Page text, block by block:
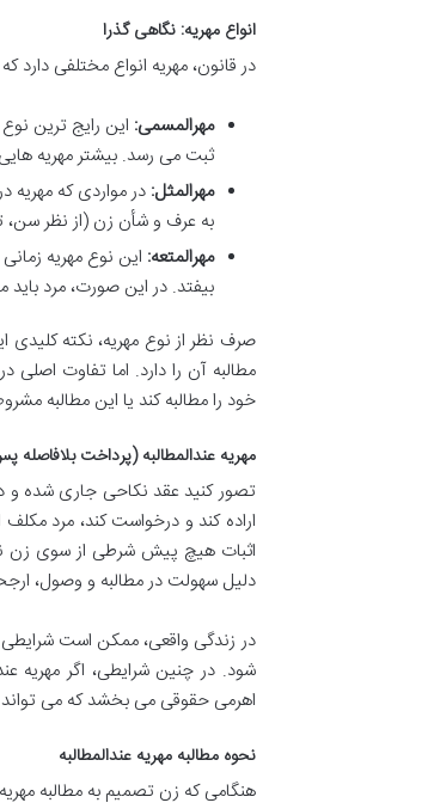
انواع مهریه: نگاهی گذرا
در قانون، مهریه انواع مختلفی دارد
مهرالمسمی: این رایج ترین
ثبت می رسد. بیشتر مهریه
مهرالمثل: در مواردی که مهریه
به عرف و شأن زن (از نظر سن،
مهرالمتعه: این نوع مهریه
بیفتد. در این صورت، مرد باید
صرف نظر از نوع مهریه، نکته
مطالبه آن را دارد. اما تفاوت
خود را مطالبه کند یا این مطالبه
مهریه عندالمطالبه (پرداخت بلافاصله
تصور کنید عقد نکاحی جاری شده و
اراده کند و درخواست کند، مرد
اثبات هیچ پیش شرطی از سوی زن
دلیل سهولت در مطالبه و وصول،
در زندگی واقعی، ممکن است شرایطی
شود. در چنین شرایطی، اگر مهریه
اهرمی حقوقی می بخشد که می تواند
نحوه مطالبه مهریه عندالمطالبه
هنگامی که زن تصمیم به مطالبه